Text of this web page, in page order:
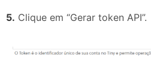
5. Clique em “Gerar token API”.